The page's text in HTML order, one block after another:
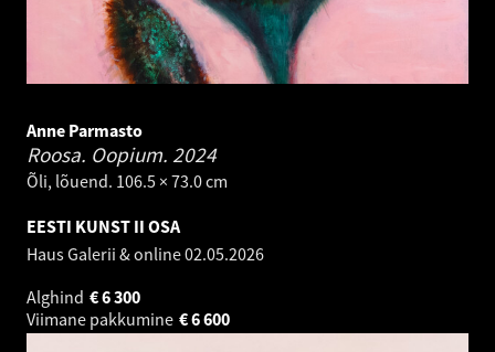
Anne Parmasto
Roosa. Oopium. 2024
Õli, lõuend. 106.5 × 73.0 cm
EESTI KUNST II OSA
Haus Galerii & online02.05.2026
Alghind
6 300
€
Viimane pakkumine
6 600
€